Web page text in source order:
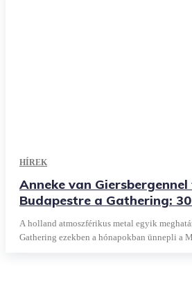
HÍREK
Anneke van
Budapestre a Gathering:
A holland atmoszférikus metal egyik
Gathering ezekben a hónapokban ünnepli a